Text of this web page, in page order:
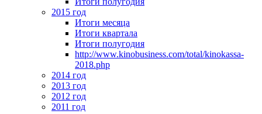
2015 год
Итоги месяца
Итоги квартала
Итоги полугодия
http://www.kinobusiness.com/total/kinokassa-
2018.php
2014 год
2013 год
2012 год
2011 год